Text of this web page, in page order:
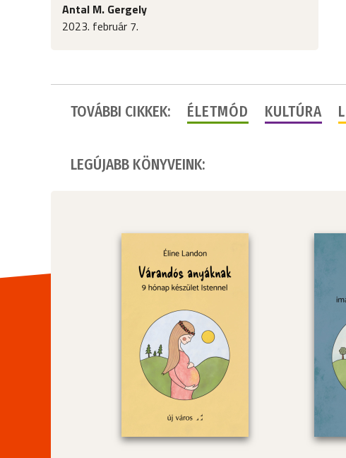
Antal M. Gergely
2023. február 7.
TOVÁBBI CIKKEK: ÉLETMÓD KULTÚRA
LEGÚJABB KÖNYVEINK: